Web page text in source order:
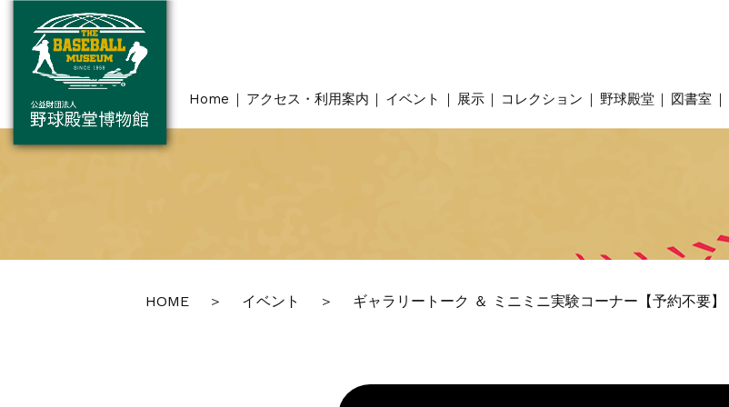
Home アクセス・利用案内 イベント 展示 コレクション 野球殿堂 図書室
HOME イベント ギャラリートーク ＆ ミニミニ実験コーナー【予約不要】